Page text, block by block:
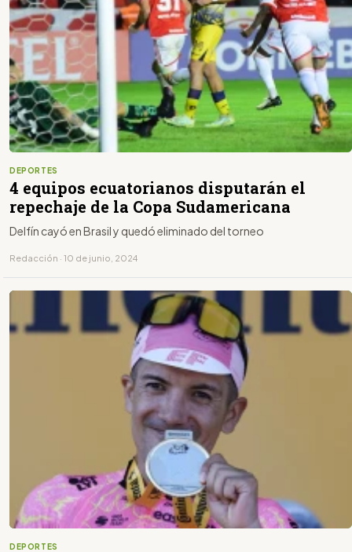
DEPORTES
4 equipos ecuatorianos disputarán el
repechaje de la Copa Sudamericana
Delfín cayó en Brasil y quedó eliminado del torneo
Redacción · 10 de junio, 2024
DEPORTES